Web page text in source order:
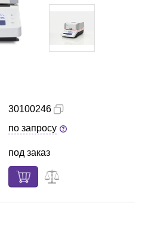
30100246
по запросу
под заказ